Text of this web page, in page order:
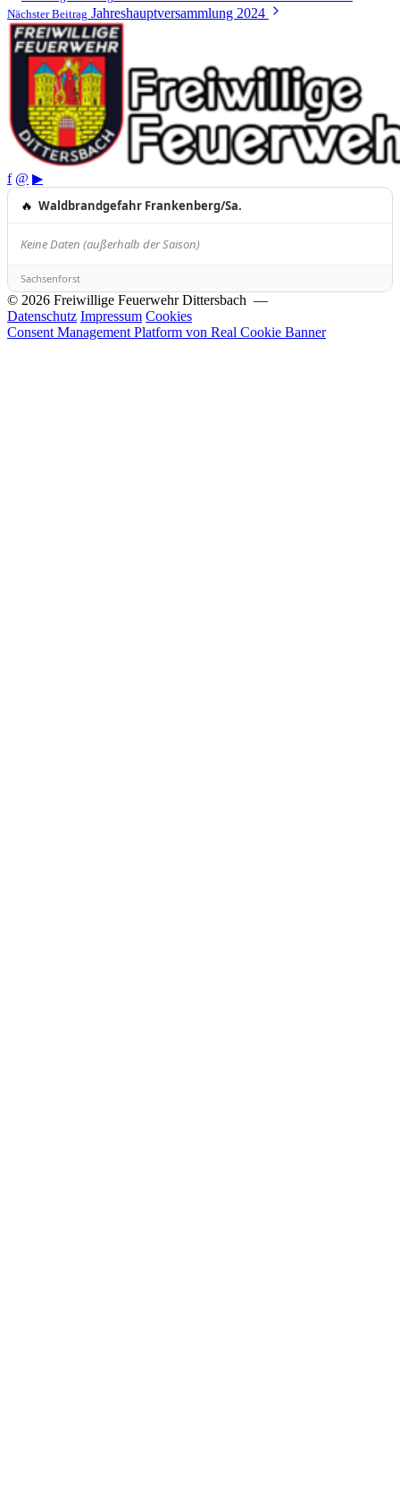
Nächster Beitrag Jahreshauptversammlung 2024
f @ ▶
🔥 Waldbrandgefahr Frankenberg/Sa.
Keine Daten (außerhalb der Saison)
Sachsenforst
© 2026 Freiwillige Feuerwehr Dittersbach —
Datenschutz Impressum Cookies
Consent Management Platform von Real Cookie Banner